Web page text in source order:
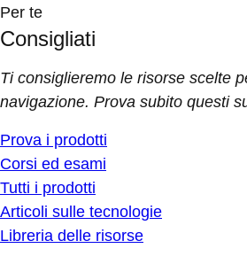
Per te
Consigliati
Ti consiglieremo le risorse scelte
navigazione. Prova subito questi
Prova i prodotti
Corsi ed esami
Tutti i prodotti
Articoli sulle tecnologie
Libreria delle risorse